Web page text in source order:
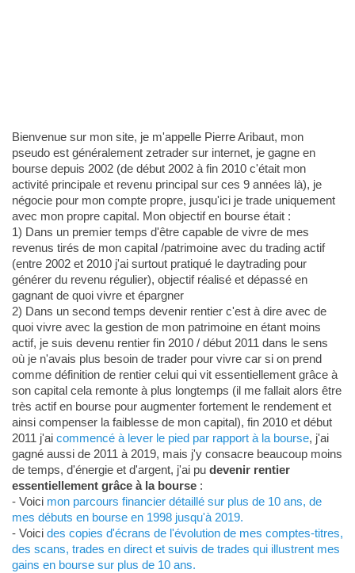
Bienvenue sur mon site, je m'appelle Pierre Aribaut, mon
pseudo est généralement zetrader sur internet, je gagne en
bourse depuis 2002 (de début 2002 à fin 2010 c'était mon
activité principale et revenu principal sur ces 9 années là), je
négocie pour mon compte propre, jusqu'ici je trade uniquement
avec mon propre capital. Mon objectif en bourse était :
1) Dans un premier temps d'être capable de vivre de mes
revenus tirés de mon capital /patrimoine avec du trading actif
(entre 2002 et 2010 j'ai surtout pratiqué le daytrading pour
générer du revenu régulier), objectif réalisé et dépassé en
gagnant de quoi vivre et épargner
2) Dans un second temps devenir rentier c'est à dire avec de
quoi vivre avec la gestion de mon patrimoine en étant moins
actif, je suis devenu rentier fin 2010 / début 2011 dans le sens
où je n'avais plus besoin de trader pour vivre car si on prend
comme définition de rentier celui qui vit essentiellement grâce à
son capital cela remonte à plus longtemps (il me fallait alors être
très actif en bourse pour augmenter fortement le rendement et
ainsi compenser la faiblesse de mon capital), fin 2010 et début
2011 j'ai commencé à lever le pied par rapport à la bourse, j'ai
gagné aussi de 2011 à 2019, mais j'y consacre beaucoup moins
de temps, d'énergie et d'argent, j'ai pu devenir rentier
essentiellement grâce à la bourse:
- Voici mon parcours financier détaillé sur plus de 10 ans, de
mes débuts en bourse en 1998 jusqu'à 2019.
- Voici des copies d'écrans de l'évolution de mes comptes-titres,
des scans, trades en direct et suivis de trades qui illustrent mes
gains en bourse sur plus de 10 ans.